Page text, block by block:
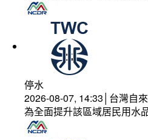
停水
2026-08-07, 14:33│台灣自
為全面提升該區域居民用水